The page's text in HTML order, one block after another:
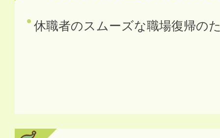
休職者のスムーズな職場復帰の